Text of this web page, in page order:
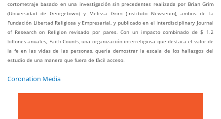
cortometraje basado en una investigación sin precedentes realizada por Brian Grim
(Universidad de Georgetown) y Melissa Grim (Instituto Newseum), ambos de la
Fundación Libertad Religiosa y Empresarial, y publicado en el Interdisciplinary Journal
of Research on Religion revisado por pares. Con un impacto combinado de $ 1.2
billones anuales, Faith Counts, una organización interreligiosa que destaca el valor de
la fe en las vidas de las personas, quería demostrar la escala de los hallazgos del
estudio de una manera que fuera de fácil acceso.
Coronation Media